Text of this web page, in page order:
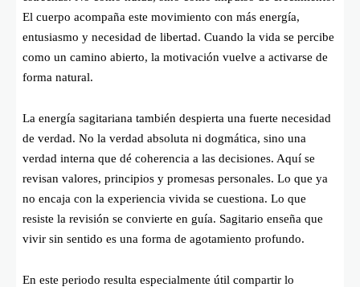
El cuerpo acompaña este movimiento con más energía,
entusiasmo y necesidad de libertad. Cuando la vida se percibe
como un camino abierto, la motivación vuelve a activarse de
forma natural.
La energía sagitariana también despierta una fuerte necesidad
de verdad. No la verdad absoluta ni dogmática, sino una
verdad interna que dé coherencia a las decisiones. Aquí se
revisan valores, principios y promesas personales. Lo que ya
no encaja con la experiencia vivida se cuestiona. Lo que
resiste la revisión se convierte en guía. Sagitario enseña que
vivir sin sentido es una forma de agotamiento profundo.
En este periodo resulta especialmente útil compartir lo